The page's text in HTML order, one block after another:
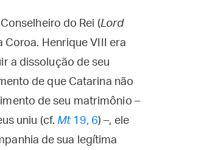
do Rei (Lord
Coroa. Henrique VIII era
a dissolução de seu
de que Catarina não
de seu matrimônio –
uniu (cf.Mt19, 6) –, ele
de sua legítima